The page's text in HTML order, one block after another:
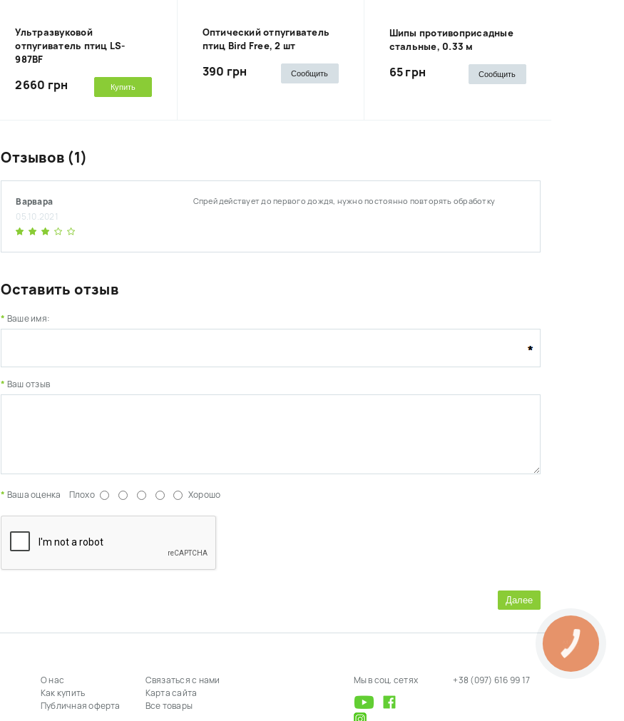
Ультразвуковой
отпугиватель птиц LS-
987BF
2660 грн Купить
Оптический отпугиватель
птиц Bird Free, 2 шт
390 грн Сообщить
Шипы противоприсадные
стальные, 0.33 м
65 грн Сообщить
Отзывов (1)
Варвара
05.10.2021
Спрей действует до первого дождя, нужно постоянно повторять обработку
Оставить отзыв
Ваше имя:
Ваш отзыв
Ваша оценка Плохо Хорошо
Далее
Мы в соц. сетях
О нас
Как купить
Публичная оферта
Связаться с нами
Карта сайта
Все товары
+38 (097) 616 99 17